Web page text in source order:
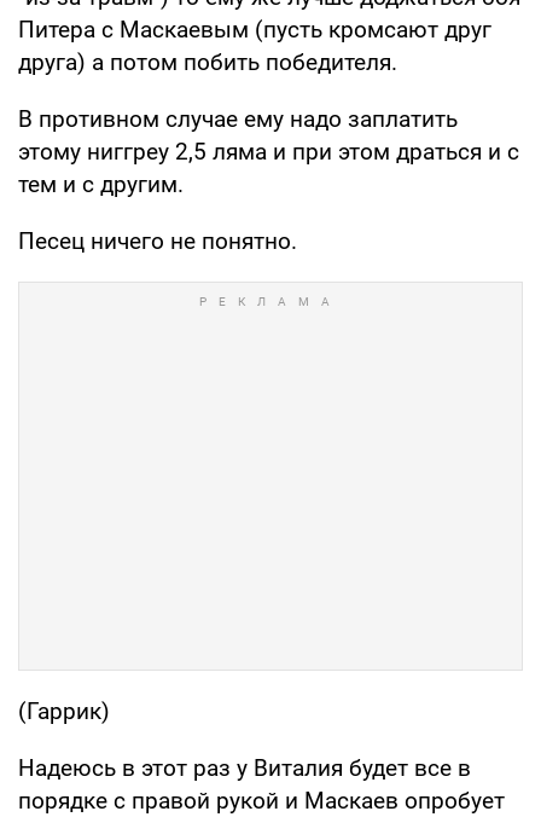
Питера с Маскаевым (пусть кромсают друг
друга) а потом побить победителя.
В противном случае ему надо заплатить
этому ниггреу 2,5 ляма и при этом драться и с
тем и с другим.
Песец ничего не понятно.
(Гаррик)
Надеюсь в этот раз у Виталия будет все в
порядке с правой рукой и Маскаев опробует